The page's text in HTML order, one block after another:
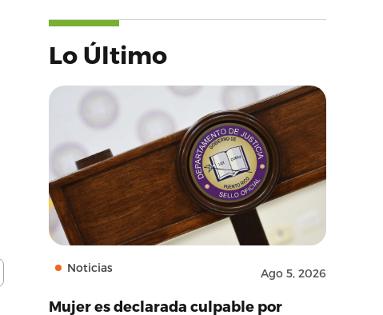
Lo Último
Noticias Ago 5, 2026
Mujer es declarada culpable por